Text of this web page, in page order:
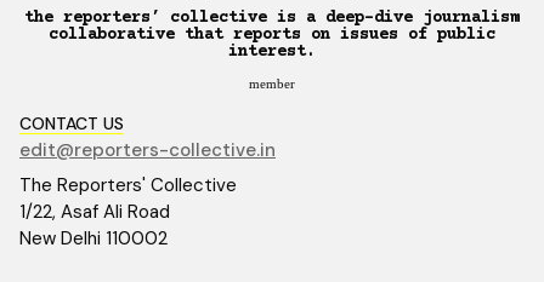
the reporters’ collective is a deep-dive journalism
collaborative that reports on issues of public
interest.
member
CONTACT US
edit@reporters-collective.in
The Reporters' Collective
1/22, Asaf Ali Road
New Delhi 110002